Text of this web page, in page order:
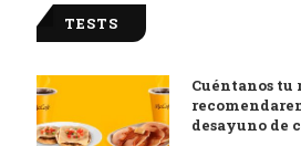
TESTS
Cuéntanos
desayuno de